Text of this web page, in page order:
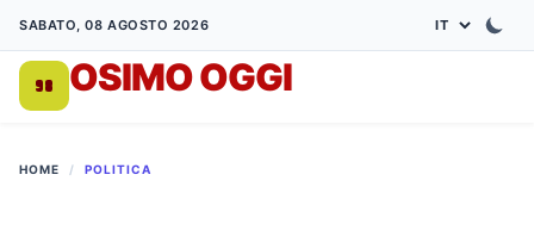
SABATO, 08 AGOSTO 2026
OSIMO OGGI
HOME / POLITICA